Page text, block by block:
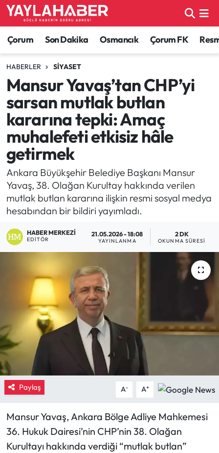
Çorum Son Dakika Osmancık Çorum FK
HABERLER SIYASET
Mansur Yavaş’tan CHP’yi
sarsan mutlak butlan
kararına tepki: Amaç
muhalefeti etkisiz hâle
getirmek
Ankara Büyükşehir Belediye Başkanı Mansur
Yavaş, 38. Olağan Kurultay hakkında verilen
mutlak butlan kararına ilişkin resmi sosyal medya
hesabından bir bildiri yayımladı.
HABER MERKEZI
EDITÖR
21.05.2026 - 18:08
YAYINLANMA
2 DK
OKUNMA SÜRESI
Paylaş A- A+
Mansur Yavaş, Ankara Bölge Adliye Mahkemesi
36. Hukuk Dairesi’nin CHP’nin 38. Olağan
Kurultayı hakkında verdiği “mutlak butlan”
Alaca Haberleri
Bayat Haberleri
Bilgi - Keşfet Haberleri
Bilim ve Teknoloji
Boğazkale Haberleri
Çorum Haberleri
Çorum Son Dakika Haberleri
Dodurga Haberleri
Eğitim
Ekonomi
Güncel
İskilip Haberleri
Kargı Haberleri
Kimdir?
Kültür Sanat
Laçin Haberleri
Magazin
Çorum Nöbetçi Eczaneler
Çorum Hava Durumu
Çorum Namaz Vakitleri
Çorum Trafik Yoğunluk Haritası
TFF 1.Lig Puan Durumu ve Fikstür
Tüm Manşetler
Son Dakika Haberleri
Haber Arşivi